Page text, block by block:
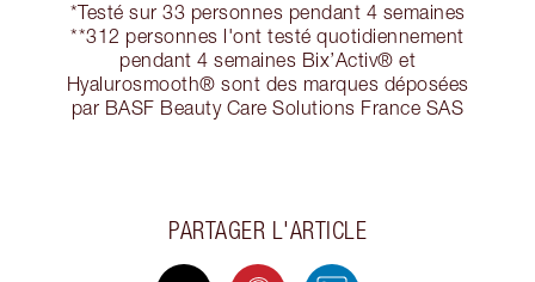
*Testé sur 33 personnes pendant 4 semaines
**312 personnes l'ont testé quotidiennement
pendant 4 semaines Bix’Activ® et
Hyalurosmooth® sont des marques déposées
par BASF Beauty Care Solutions France SAS
PARTAGER L'ARTICLE